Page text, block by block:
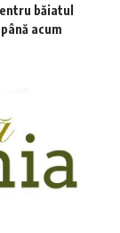
băiatul
acum